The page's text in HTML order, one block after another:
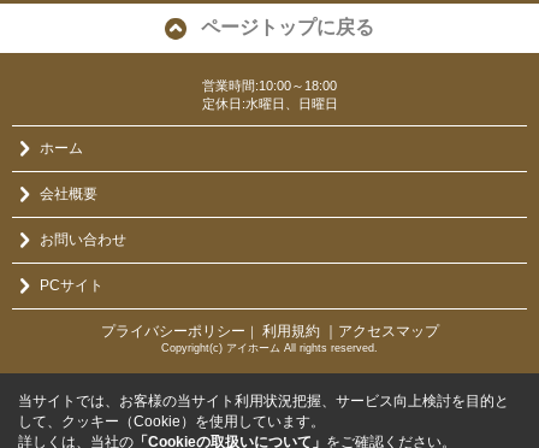
ページトップに戻る
営業時間:10:00～18:00
定休日:水曜日、日曜日
ホーム
会社概要
お問い合わせ
PCサイト
プライバシーポリシー ｜ 利用規約 ｜アクセスマップ
Copyright(c) アイホーム All rights reserved.
当サイトでは、お客様の当サイト利用状況把握、サービス向上検討を目的と
して、クッキー（Cookie）を使用しています。
詳しくは、当社の 「Cookieの取扱いについて」 をご確認ください。